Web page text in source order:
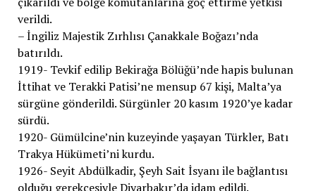
verildi.
– İngiliz Majestik Zırhlısı Çanakkale Boğazı’nda
batırıldı.
1919- Tevkif edilip Bekirağa Bölüğü’nde hapis bulunan
İttihat ve Terakki Patisi’ne mensup 67 kişi, Malta’ya
sürgüne gönderildi. Sürgünler 20 kasım 1920’ye kadar
sürdü.
1920- Gümülcine’nin kuzeyinde yaşayan Türkler, Batı
Trakya Hükümeti’ni kurdu.
1926- Seyit Abdülkadir, Şeyh Sait İsyanı ile bağlantısı
olduğu gerekçesiyle Diyarbakır’da idam edildi.